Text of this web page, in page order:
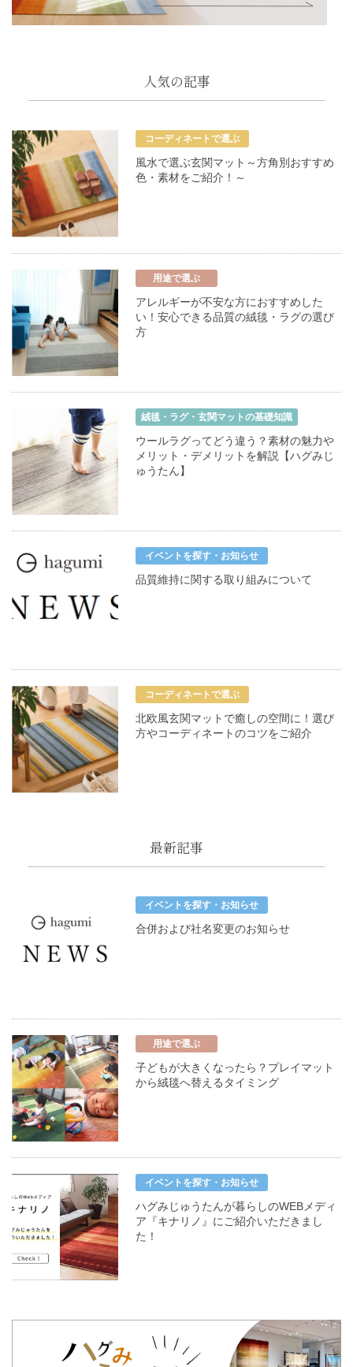
人気の記事
コーディネートで選ぶ
風水で選ぶ玄関マット～方角別おすすめ
色・素材をご紹介！～
用途で選ぶ
アレルギーが不安な方におすすめした
い！安心できる品質の絨毯・ラグの選び
方
絨毯・ラグ・玄関マットの基礎知識
ウールラグってどう違う？素材の魅力や
メリット・デメリットを解説【ハグみじ
ゅうたん】
イベントを探す・お知らせ
品質維持に関する取り組みについて
コーディネートで選ぶ
北欧風玄関マットで癒しの空間に！選び
方やコーディネートのコツをご紹介
最新記事
イベントを探す・お知らせ
合併および社名変更のお知らせ
用途で選ぶ
子どもが大きくなったら？プレイマット
から絨毯へ替えるタイミング
イベントを探す・お知らせ
ハグみじゅうたんが暮らしのWEBメディ
ア『キナリノ』にご紹介いただきまし
た！